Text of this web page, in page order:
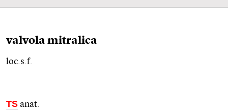
valvola mitralica
loc.s.f.
TS anat.